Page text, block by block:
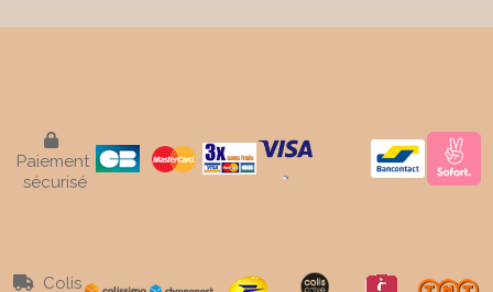

Paiement
sécurisé

Colis